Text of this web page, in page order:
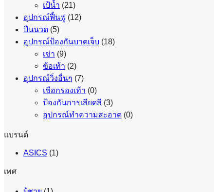
เป้น้ำ (21)
อุปกรณ์ฟื้นฟู (12)
ปืนนวด (5)
อุปกรณ์ป้องกันบาดเจ็บ (18)
เข่า (9)
ข้อเท้า (2)
อุปกรณ์วิ่งอื่นๆ (7)
เชือกรองเท้า (0)
ป้องกันการเสียดสี (3)
อุปกรณ์ทำความสะอาด (0)
แบรนด์
ASICS (1)
เพศ